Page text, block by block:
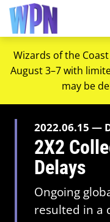
Wizards of the
August 3–7 with
may be
2022.06.15 —
2X2
Delays
Ongoing
resulted in a